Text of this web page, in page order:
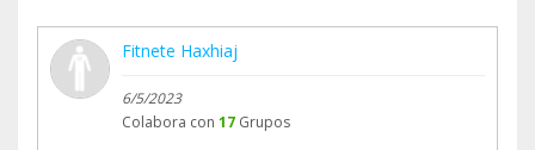
Fitnete Haxhiaj
6/5/2023
Colabora con 17 Grupos